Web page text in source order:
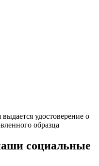
удостоверение о
образца
социальные